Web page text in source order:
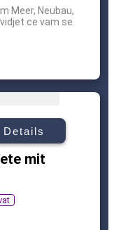
Meer, Neubau,
ce vam se
Details
mit